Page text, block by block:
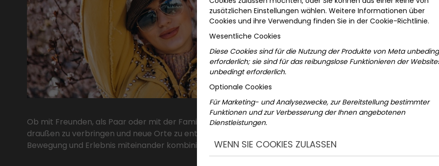
Ob mit Freunden, als Paar oder mit der Familie. Der Frühling bietet zahlreiche Möglichkeiten, Zeit
draußen zu verbringen und neue Orte zu entdecken. Besonders beliebt sind Aktivitäten, bei denen
Bewegung und Erlebnis miteinander kombiniert werden.
zusätzlichen Einstellungen wählen. Weitere Informationen über
Cookies und ihre Verwendung finden Sie in der Cookie-Richtlinie.
Wesentliche Cookies
Diese Cookies sind für die Nutzung der Produkte von Meta
erforderlich; sie sind für das reibungslose Funktionieren der
unbedingt erforderlich.
Optionale Cookies
Für Marketing- und Analysezwecke, zur Bereitstellung bestimmter
Funktionen und zur Verbesserung der Ihnen angebotenen
Dienstleistungen.
WENN SIE COOKIES ZULASSEN